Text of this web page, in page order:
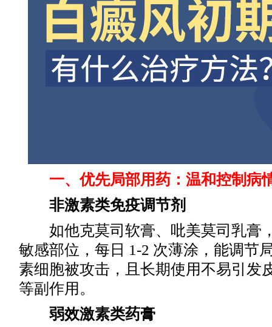
一、优先局部用药：温和控制病
非激素类免疫调节剂
如他克莫司软膏、吡美莫司乳膏
敏感部位，每日 1-2 次薄涂，能调节
素细胞被攻击，且长期使用不易引发
等副作用。
弱效激素类药膏